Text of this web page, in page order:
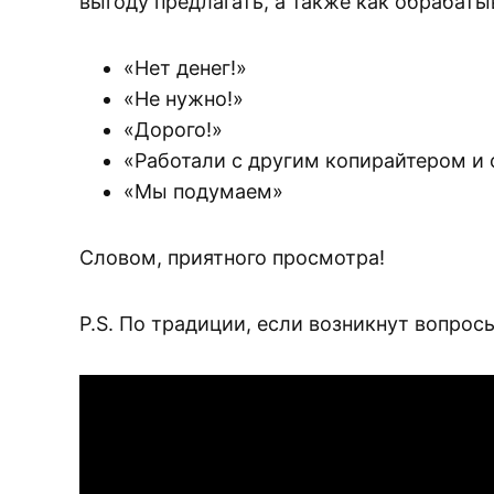
«Нет денег!»
«Не нужно!»
«Дорого!»
«Работали с другим копирайтером и
«Мы подумаем»
Словом, приятного просмотра!
P.S. По традиции, если возникнут